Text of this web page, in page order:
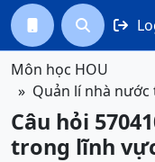
 
Môn học HOU
Quản lí nhà
Câu hỏi
trong lĩnh